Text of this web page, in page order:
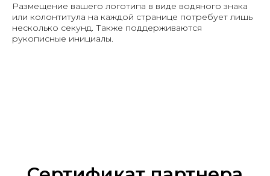
Размещение вашего логотипа в виде водяного знака
или колонтитула на каждой странице потребует лишь
несколько секунд. Также поддерживаются
рукописные инициалы.